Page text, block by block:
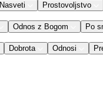
Nasveti Prostovoljstvo
Odnos z Bogom Po
Dobrota Odnosi